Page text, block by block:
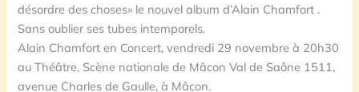
désordre des choses» le nouvel album d’Alain Chamfort .
Sans oublier ses tubes intemporels.
Alain Chamfort en Concert, vendredi 29 novembre à 20h30
au Théâtre, Scène nationale de Mâcon Val de Saône 1511,
avenue Charles de Gaulle, à Mâcon.